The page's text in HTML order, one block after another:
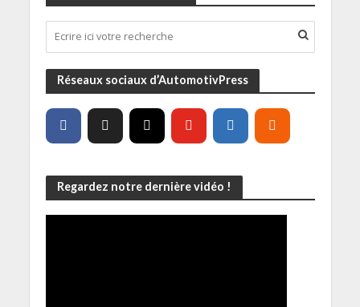
Réseaux sociaux d’AutomotivPress
Regardez notre dernière vidéo !